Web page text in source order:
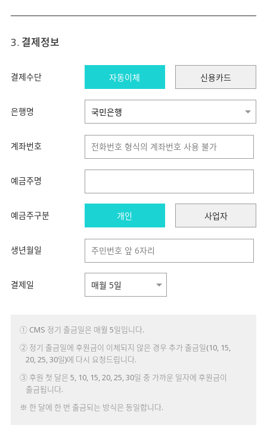
3. 결제정보
결제수단 자동이체 신용카드
은행명
계좌번호
예금주명
예금주구분 개인 사업자
생년월일
결제일
① CMS 정기 출금일은 매월 5일입니다.
② 정기 출금일에 후원금이 이체되지 않은 경우 추가 출금일(10, 15,
20, 25, 30일)에 다시 요청드립니다.
③ 후원 첫 달은 5, 10, 15, 20, 25, 30일 중 가까운 일자에 후원금이
출금됩니다.
※ 한 달에 한 번 출금되는 방식은 동일합니다.